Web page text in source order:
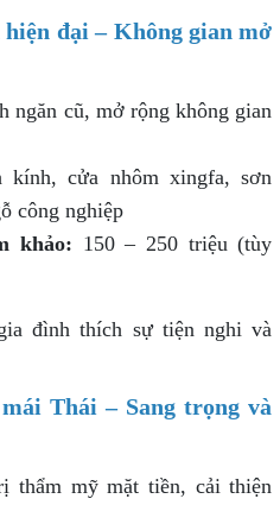
đại – Không gian mở
ngăn cũ, mở rộng không gian
kính, cửa nhôm xingfa, sơn
công nghiệp
khảo: 150 – 250 triệu (tùy
đình thích sự tiện nghi và
Thái – Sang trọng và
thẩm mỹ mặt tiền, cải thiện